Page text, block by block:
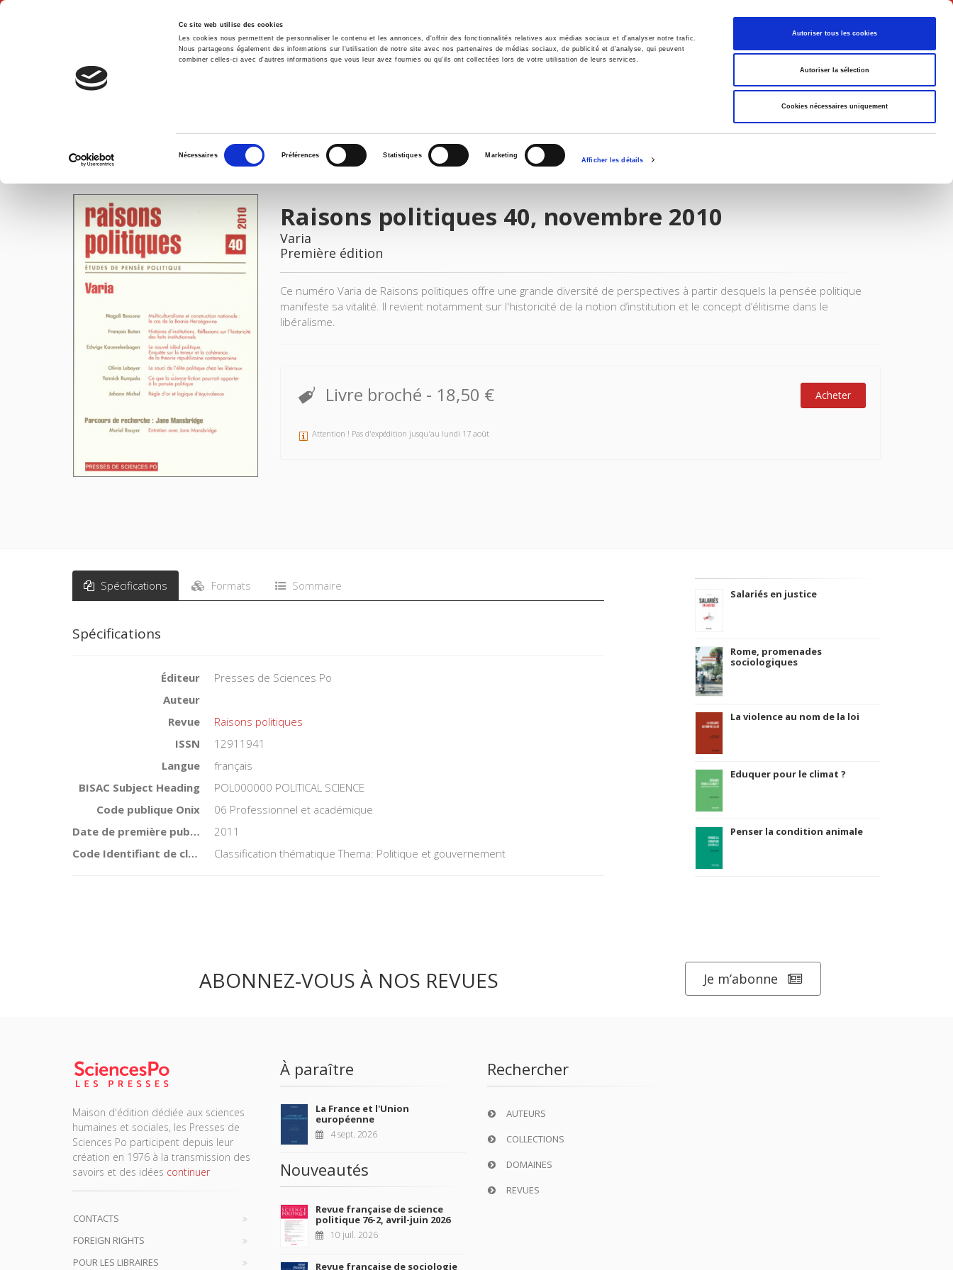
Ce site web utilise des cookies
Les cookies nous permettent de personnaliser le contenu et les annonces, d'offrir des fonctionnalités relatives aux médias sociaux et d'analyser notre trafic.
Nous partageons également des informations sur l'utilisation de notre site avec nos partenaires de médias sociaux, de publicité et d'analyse, qui peuvent
combiner celles-ci avec d'autres informations que vous leur avez fournies ou qu'ils ont collectées lors de votre utilisation de leurs services.
consentement
Nécessaires Préférences Statistiques Marketing
Afficher les détails
Autoriser tous les cookies
Autoriser la sélection
Cookies nécessaires uniquement
Français
Accueil Environnement Histoire International
IMAGES
Raisons politiques 40, novembre 2010
Varia
Première édition
Ce numéro Varia de Raisons politiques offre une grande diversité de perspectives à partir desquels la pensée politique
manifeste sa vitalité. Il revient notamment sur l'historicité de la notion d’institution et le concept d’élitisme dans le
libéralisme.
Livre broché - 18,50 € Acheter
Attention ! Pas d'expédition jusqu'au lundi 17 août
Spécifications Formats Sommaire
Spécifications
Éditeur
Presses de Sciences Po
Auteur
Revue
Raisons politiques
ISSN
12911941
Langue
français
BISAC Subject Heading
POL000000 POLITICAL SCIENCE
Code publique Onix
06 Professionnel et académique
Date de première publication du titre
2011
Code Identifiant de classement sujet
Classification thématique Thema: Politique et gouvernement
Salariés en justice
Rome, promenades
sociologiques
La violence au nom de la loi
Eduquer pour le climat ?
Penser la condition animale
ABONNEZ-VOUS À NOS REVUES Je m’abonne
Maison d'édition dédiée aux sciences
humaines et sociales, les Presses de
Sciences Po participent depuis leur
création en 1976 à la transmission des
savoirs et des idées continuer
CONTACTS
FOREIGN RIGHTS
POUR LES LIBRAIRES
À paraître
La France et l'Union
européenne
4 sept. 2026
Nouveautés
Revue française de science
politique 76-2, avril-juin 2026
10 juil. 2026
Revue française de sociologie
Rechercher
AUTEURS
COLLECTIONS
DOMAINES
REVUES